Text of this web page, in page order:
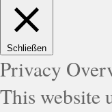
Schließen
Privacy
This website